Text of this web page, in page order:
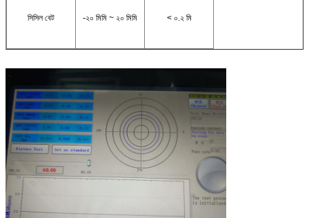
সিসিল বেট -২০ মিমি ~ ২০ মিমি < ০.২ মি